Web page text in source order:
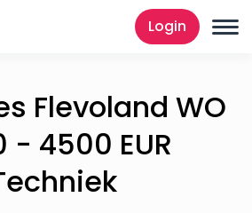
Login
Flevoland WO
- 4500 EUR